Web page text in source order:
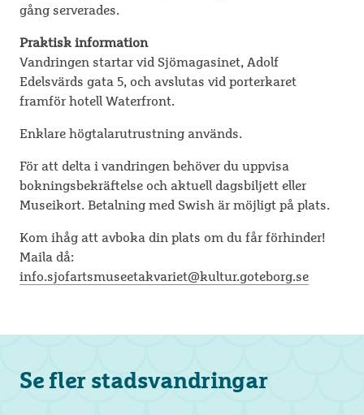
gång serverades.
Praktisk information
Vandringen startar vid Sjömagasinet, Adolf
Edelsvärds gata 5, och avslutas vid porterkaret
framför hotell Waterfront.
Enklare högtalarutrustning används.
För att delta i vandringen behöver du uppvisa
bokningsbekräftelse och aktuell dagsbiljett eller
Museikort. Betalning med Swish är möjligt på plats.
Kom ihåg att avboka din plats om du får förhinder!
Maila då:
info.sjofartsmuseetakvariet@kultur.goteborg.se
Se fler stadsvandringar